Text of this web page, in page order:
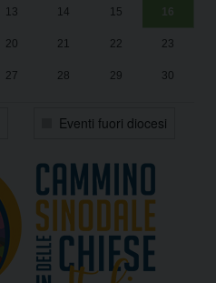
13 14 15 16
20 21 22 23
27 28 29 30
Eventi fuori diocesi